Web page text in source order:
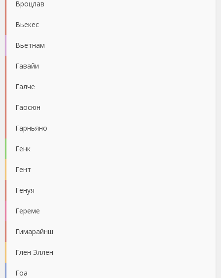
Вроцлав
Вьекес
Вьетнам
Гавайи
Галче
Гаосюн
Гарньяно
Генк
Гент
Генуя
Гереме
Гимарайнш
Глен Эллен
Гоа